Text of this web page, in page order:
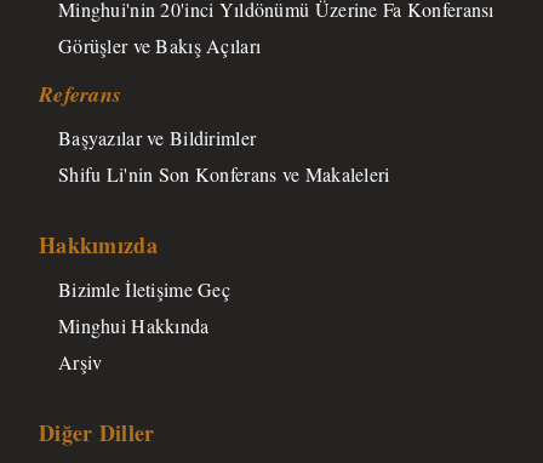
Minghui'nin 20'inci Yıldönümü Üzerine Fa Konferansı
Görüşler ve Bakış Açıları
Referans
Başyazılar ve Bildirimler
Shifu Li'nin Son Konferans ve Makaleleri
Hakkımızda
Bizimle İletişime Geç
Minghui Hakkında
Arşiv
Diğer Diller